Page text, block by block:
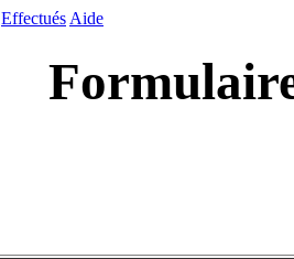
Effectués Aide